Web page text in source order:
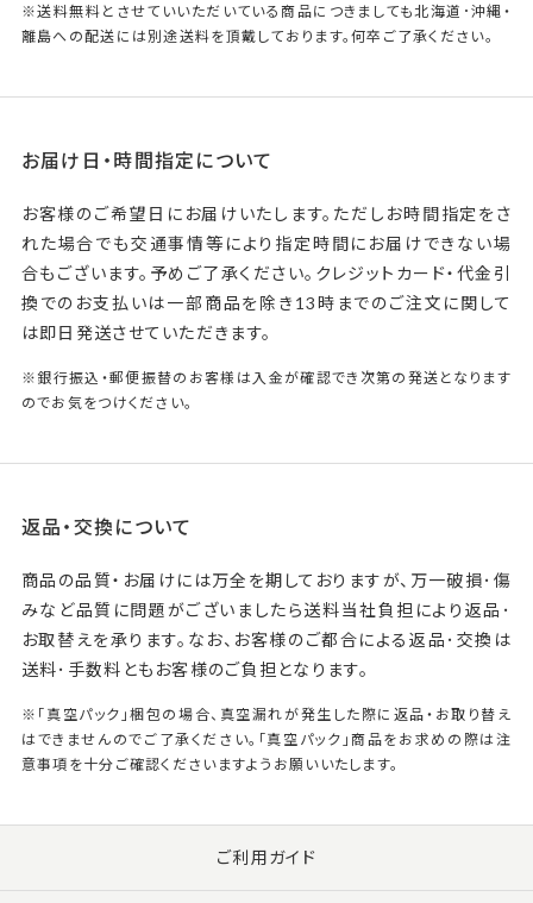
※送料無料とさせていいただいている商品につきましても北海道･沖縄・
離島への配送には別途送料を頂戴しております。何卒ご了承ください。
お届け日・時間指定について
お客様のご希望日にお届けいたします。ただしお時間指定をさ
れた場合でも交通事情等により指定時間にお届けできない場
合もございます。予めご了承ください。クレジットカード・代金引
換でのお支払いは一部商品を除き13時までのご注文に関して
は即日発送させていただきます。
※銀行振込・郵便振替のお客様は入金が確認でき次第の発送となります
のでお気をつけください。
返品・交換について
商品の品質・お届けには万全を期しておりますが、万一破損･傷
みなど品質に問題がございましたら送料当社負担により返品･
お取替えを承ります。なお、お客様のご都合による返品･交換は
送料･手数料ともお客様のご負担となります。
※「真空パック」梱包の場合、真空漏れが発生した際に返品・お取り替え
はできませんのでご了承ください。「真空パック」商品をお求めの際は注
意事項を十分ご確認くださいますようお願いいたします。
ご利用ガイド